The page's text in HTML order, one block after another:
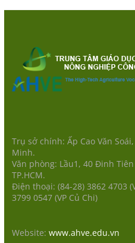
Trụ sở chính: Ấp Cao Văn
Minh.
Văn phòng: Lầu1, 40 Đinh
TP.HCM.
Điện thoại: (84-28) 3862 4703
3799 0547 (VP Củ Chi)
Website: www.ahve.edu.vn